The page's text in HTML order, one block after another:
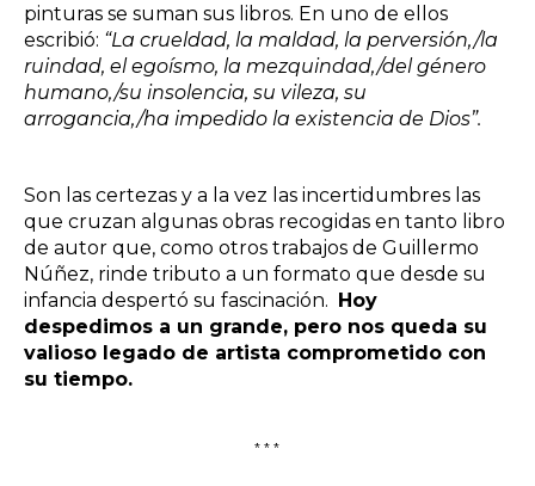
pinturas se suman sus libros. En uno de ellos
escribió: “La crueldad, la maldad, la perversión,/la
ruindad, el egoísmo, la mezquindad,/del género
humano,/su insolencia, su vileza, su
arrogancia,/ha impedido la existencia de Dios”.
Son las certezas y a la vez las incertidumbres las
que cruzan algunas obras recogidas en tanto libro
de autor que, como otros trabajos de Guillermo
Núñez, rinde tributo a un formato que desde su
infancia despertó su fascinación. Hoy
despedimos a un grande, pero nos queda su
valioso legado de artista comprometido con
su tiempo.
***